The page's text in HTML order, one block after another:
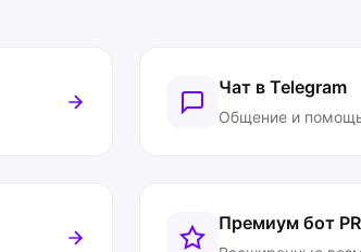
Чат в Telegram
Общение и
Премиум бот